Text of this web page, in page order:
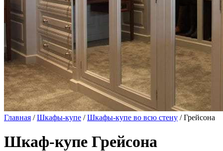
Главная /Шкафы-купе /Шкафы-купе во всю стену / Грейсона
Шкаф-купе Грейсона